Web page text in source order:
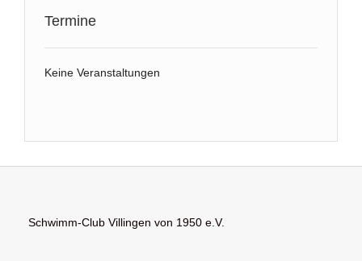
Termine
Keine Veranstaltungen
Schwimm-Club Villingen von 1950 e.V.